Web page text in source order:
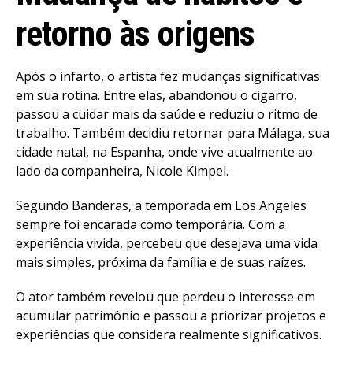
retorno às origens
Após o infarto, o artista fez mudanças significativas
em sua rotina. Entre elas, abandonou o cigarro,
passou a cuidar mais da saúde e reduziu o ritmo de
trabalho. Também decidiu retornar para Málaga, sua
cidade natal, na Espanha, onde vive atualmente ao
lado da companheira, Nicole Kimpel.
Segundo Banderas, a temporada em Los Angeles
sempre foi encarada como temporária. Com a
experiência vivida, percebeu que desejava uma vida
mais simples, próxima da família e de suas raízes.
O ator também revelou que perdeu o interesse em
acumular patrimônio e passou a priorizar projetos e
experiências que considera realmente significativos.